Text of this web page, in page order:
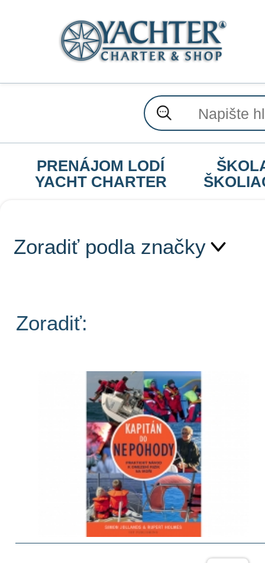
PRENÁJOM LODÍ
YACHT CHARTER
Zoradiť podla značky
Zoradiť: